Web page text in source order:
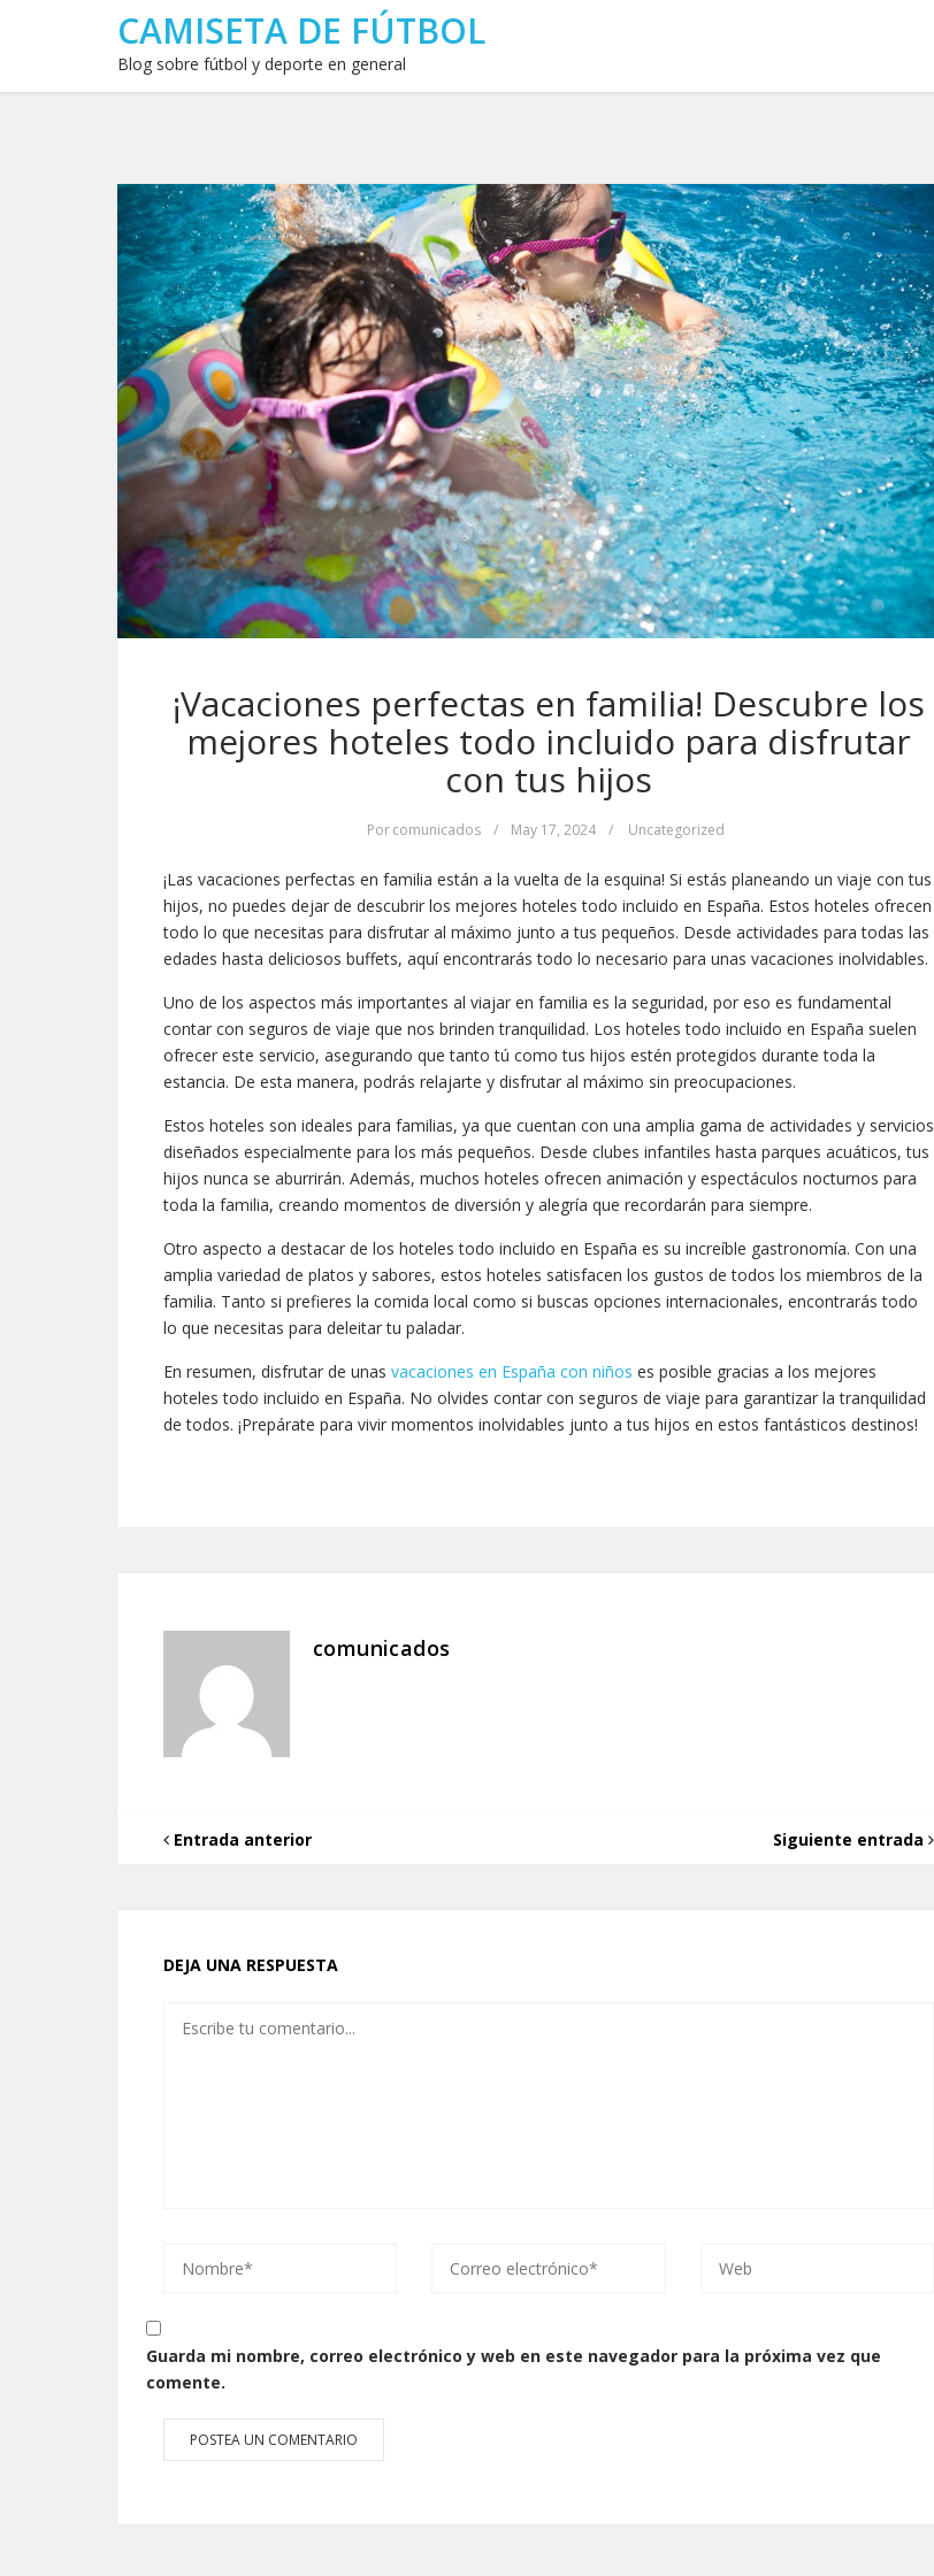
CAMISETA DE FÚTBOL
Blog sobre fútbol y deporte en general
¡Vacaciones perfectas en familia! Descubre los
mejores hoteles todo incluido para disfrutar
con tus hijos
Porcomunicados / May 17, 2024 / Uncategorized
¡Las vacaciones perfectas en familia están a la vuelta de la esquina! Si estás planeando un viaje con tus
hijos, no puedes dejar de descubrir los mejores hoteles todo incluido en España. Estos hoteles ofrecen
todo lo que necesitas para disfrutar al máximo junto a tus pequeños. Desde actividades para todas las
edades hasta deliciosos buffets, aquí encontrarás todo lo necesario para unas vacaciones inolvidables.
Uno de los aspectos más importantes al viajar en familia es la seguridad, por eso es fundamental
contar con seguros de viaje que nos brinden tranquilidad. Los hoteles todo incluido en España suelen
ofrecer este servicio, asegurando que tanto tú como tus hijos estén protegidos durante toda la
estancia. De esta manera, podrás relajarte y disfrutar al máximo sin preocupaciones.
Estos hoteles son ideales para familias, ya que cuentan con una amplia gama de actividades y servicios
diseñados especialmente para los más pequeños. Desde clubes infantiles hasta parques acuáticos, tus
hijos nunca se aburrirán. Además, muchos hoteles ofrecen animación y espectáculos nocturnos para
toda la familia, creando momentos de diversión y alegría que recordarán para siempre.
Otro aspecto a destacar de los hoteles todo incluido en España es su increíble gastronomía. Con una
amplia variedad de platos y sabores, estos hoteles satisfacen los gustos de todos los miembros de la
familia. Tanto si prefieres la comida local como si buscas opciones internacionales, encontrarás todo
lo que necesitas para deleitar tu paladar.
En resumen, disfrutar de unas vacaciones en España con niños es posible gracias a los mejores
hoteles todo incluido en España. No olvides contar con seguros de viaje para garantizar la tranquilidad
de todos. ¡Prepárate para vivir momentos inolvidables junto a tus hijos en estos fantásticos destinos!
comunicados
Entrada anterior Siguiente entrada
DEJA UNA RESPUESTA
Guarda mi nombre, correo electrónico y web en este navegador para la próxima vez que
comente.